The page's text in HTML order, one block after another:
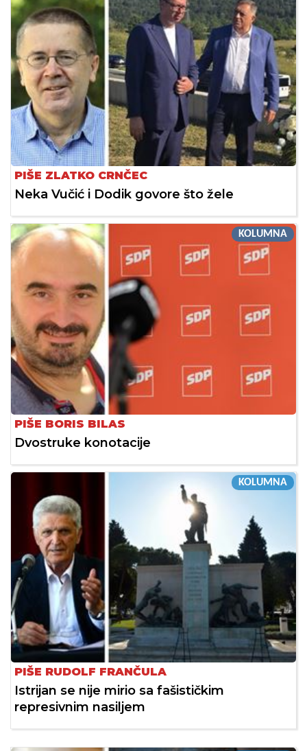
PIŠE ZLATKO CRNČEC
Neka Vučić i Dodik govore što žele
KOLUMNA
PIŠE BORIS BILAS
Dvostruke konotacije
KOLUMNA
PIŠE RUDOLF FRANČULA
Istrijan se nije mirio sa fašističkim
represivnim nasiljem